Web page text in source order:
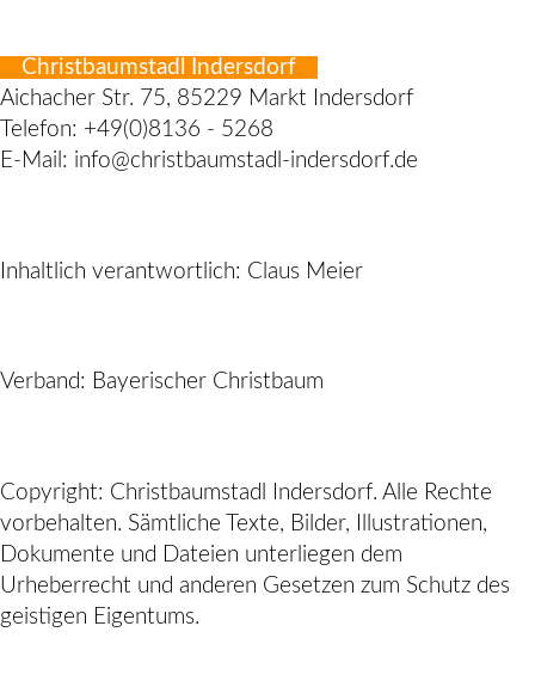
Christbaumstadl Indersdorf
Aichacher Str. 75, 85229 Markt Indersdorf
Telefon: +49(0)8136 - 5268
E-Mail: info@christbaumstadl-indersdorf.de
Inhaltlich verantwortlich: Claus Meier
Verband: Bayerischer Christbaum
Copyright: Christbaumstadl Indersdorf. Alle Rechte
vorbehalten. Sämtliche Texte, Bilder, Illustrationen,
Dokumente und Dateien unterliegen dem
Urheberrecht und anderen Gesetzen zum Schutz des
geistigen Eigentums.